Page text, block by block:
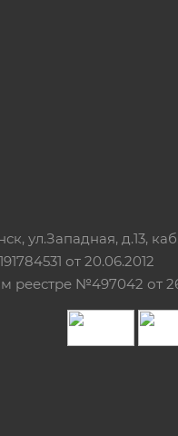
ул.Западная, д.13,
от 20.06.2012
реестре №497042 от